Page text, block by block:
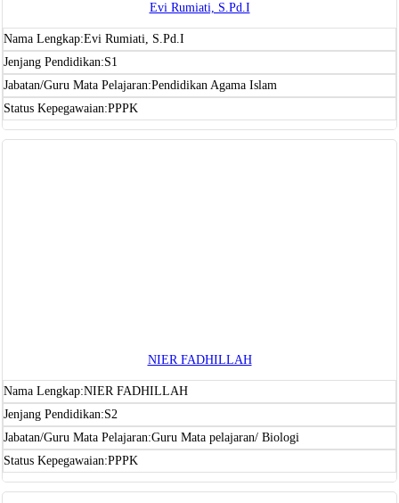
Evi Rumiati, S.Pd.I
Nama Lengkap:Evi Rumiati, S.Pd.I
Jenjang Pendidikan:S1
Jabatan/Guru Mata Pelajaran:Pendidikan Agama Islam
Status Kepegawaian:PPPK
NIER FADHILLAH
Nama Lengkap:NIER FADHILLAH
Jenjang Pendidikan:S2
Jabatan/Guru Mata Pelajaran:Guru Mata pelajaran/ Biologi
Status Kepegawaian:PPPK